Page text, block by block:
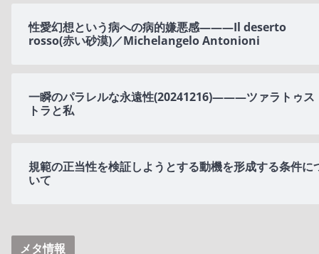
性愛幻想という病への病的嫌悪感———Il deserto
rosso(赤い砂漠)／Michelangelo Antonioni
一瞬のパラレルな永遠性(20241216)———ツァラトゥス
トラと私
規範の正当性を検証しようとする動機を形成する条件に
いて
メタ情報